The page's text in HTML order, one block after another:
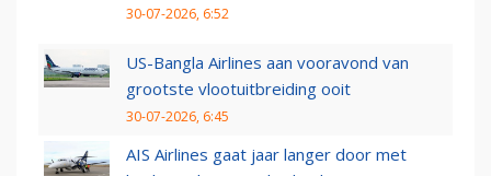
30-07-2026, 6:52
US-Bangla Airlines aan vooravond van
grootste vlootuitbreiding ooit
30-07-2026, 6:45
AIS Airlines gaat jaar langer door met